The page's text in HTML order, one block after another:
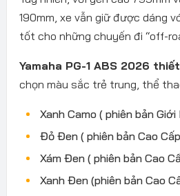
190mm, xe vẫn giữ được dáng
tốt cho những chuyến đi “off-
Yamaha PG-1 ABS 2026
chọn màu sắc trẻ trung, thể
Xanh Camo ( phiên bản Giới
Đỏ Đen ( phiên bản Cao
Xám Đen ( phiên bản Cao
Xanh Đen (phiên bản Cao